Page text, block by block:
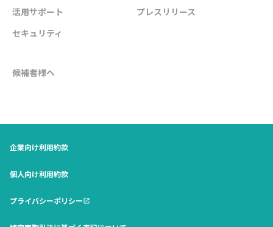
活用サポート
セキュリティ
プレスリリース
候補者様へ
企業向け利用約款
個人向け利用約款
プライバシーポリシー open_in_new